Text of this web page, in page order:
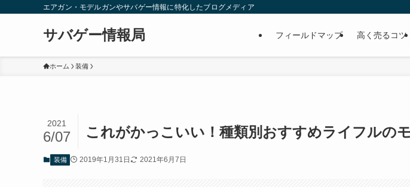
エアガン・モデルガンやサバゲー情報に特化したブログメディア
サバゲー情報局 フィールドマップ 高く売るコツ
ホーム 装備
これがかっこいい！種類別おすすめライフルの
2021
6/07
装備 2019年1月31日 2021年6月7日